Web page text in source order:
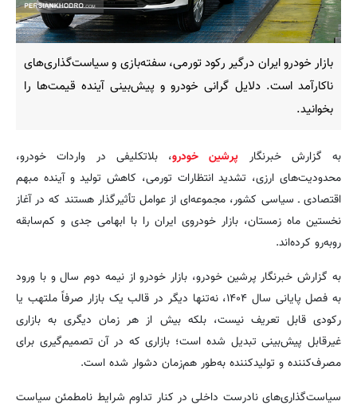
بازار خودرو ایران درگیر رکود تورمی، سفته‌بازی و سیاست‌گذاری‌های
ناکارآمد است. دلایل گرانی خودرو و پیش‌بینی آینده قیمت‌ها را
بخوانید.
به گزارش خبرنگار پرشین خودرو، بلاتکلیفی در واردات خودرو،
محدودیت‌های ارزی، تشدید انتظارات تورمی، کاهش تولید و آینده مبهم
اقتصادی ـ سیاسی کشور، مجموعه‌ای از عوامل تأثیرگذار هستند که در آغاز
نخستین ماه زمستان، بازار خودروی ایران را با ابهامی جدی و کم‌سابقه
روبه‌رو کرده‌اند.
به گزارش خبرنگار پرشین خودرو، بازار خودرو از نیمه دوم سال و با ورود
به فصل پایانی سال ۱۴۰۴، نه‌تنها دیگر در قالب یک بازار صرفاً ملتهب یا
رکودی قابل تعریف نیست، بلکه بیش از هر زمان دیگری به بازاری
غیرقابل پیش‌بینی تبدیل شده است؛ بازاری که در آن تصمیم‌گیری برای
مصرف‌کننده و تولیدکننده به‌طور هم‌زمان دشوار شده است.
سیاست‌گذاری‌های نادرست داخلی در کنار تداوم شرایط نامطمئن سیاست